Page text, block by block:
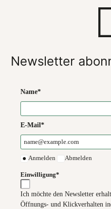
Newsletter
Name*
E-Mail*
Anmelden Abmelden
Einwilligung*
Ich möchte den Newsletter
Öffnungs- und Klickverhalten